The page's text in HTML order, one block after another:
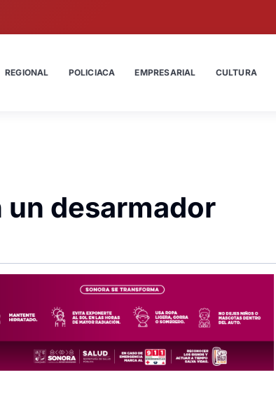
REGIONAL POLICIACA EMPRESARIAL CULTURA
desarmador